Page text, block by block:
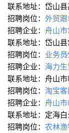
联系地址：岱山
招聘岗位： 外贸跟
招聘企业： 舟山
联系地址：岱山
招聘岗位： 业务员
招聘企业： 海力
联系地址：舟山
招聘岗位： 淘宝客
招聘企业： 舟山
联系地址：定海
招聘岗位： 农林渔